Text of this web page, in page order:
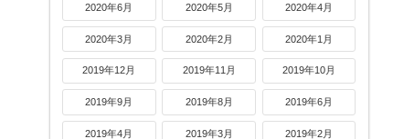
2020年6月 2020年5月 2020年4月
2020年3月 2020年2月 2020年1月
2019年12月 2019年11月 2019年10月
2019年9月 2019年8月 2019年6月
2019年4月 2019年3月 2019年2月